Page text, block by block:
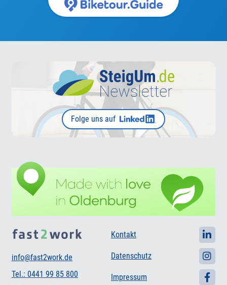
Folge uns auf
info@fast2work.de
Tel.: 0441 99 85 800
Kontakt
Datenschutz
Impressum